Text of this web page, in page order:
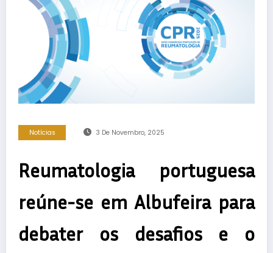
Notícias 3 De Novembro, 2025
Reumatologia portuguesa
reúne-se em Albufeira para
debater os desafios e o